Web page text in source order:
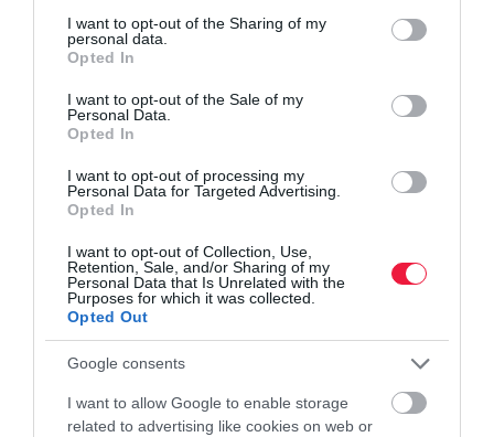
not limited to your visit or usage behaviour. You may click to
grant or deny consent to Google and its third-party tags to
use your data for below specified purposes in below Google
consent section.
I want to opt-out of the Sharing of my
personal data.
Opted In
I want to opt-out of the Sale of my
Personal Data.
Opted In
I want to opt-out of processing my
Personal Data for Targeted Advertising.
Opted In
I want to opt-out of Collection, Use,
Retention, Sale, and/or Sharing of my
Personal Data that Is Unrelated with the
Purposes for which it was collected.
Opted Out
Google consents
I want to allow Google to enable storage
related to advertising like cookies on web or
Így szerzett Magyarország 3 milliárd eurót
Kiemelkedő kereslet és túljegyzés volt a hétfői 3 milliárd euró
értékű magyar devizakötvény-kibocsátáson. A kötvényekre
háromszoros volt a befektetői érdeklődés, csaknem 10 milliárd
euró értékű…